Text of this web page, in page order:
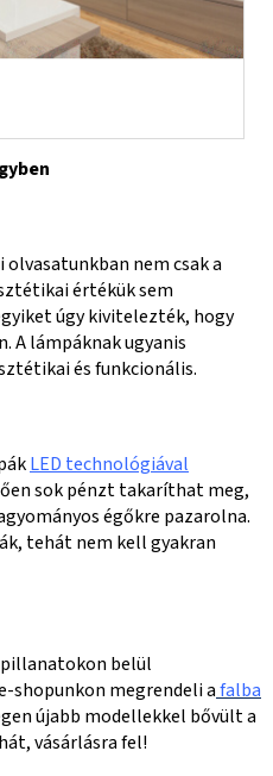
nem csak a
értékük sem
úgy kivitelezték, hogy
A lámpáknak ugyanis
és funkcionális.
LED technológiával
sok pénzt takaríthat meg,
égőkre pazarolna.
tehát nem kell gyakran
belül
shopunkon megrendeli afalba
újabb modellekkel bővült a
vásárlásra fel!